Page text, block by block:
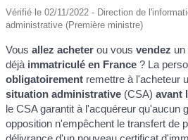
Vérifié le 02/11/2022 - Direction de
administrative (Première ministre)
Vousallez acheter ou vousvendez un
déjà immatriculé en France ? La
obligatoirement remettre à l'acheteur
situation administrative (CSA)avant
le CSA garantit à l'acquéreur qu'aucun
opposition n'empêchent le transfert de